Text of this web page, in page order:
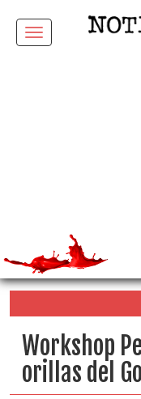
Menu
Workshop
orillas del